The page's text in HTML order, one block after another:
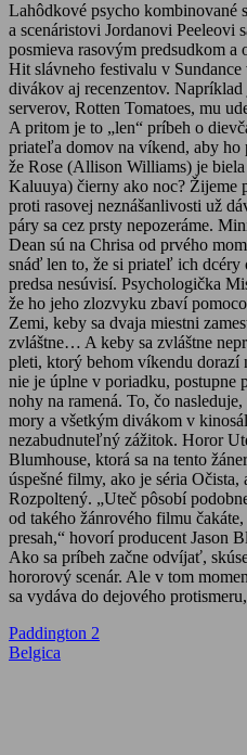
Lahôdkové psycho kombinované
a scenáristovi Jordanovi
posmieva rasovým predsudkom a
Hit slávneho festivalu v
divákov aj recenzentov.
serverov, Rotten Tomatoes, mu
A pritom je to „len“ príbeh o
priateľa domov na víkend, aby ho
že Rose (Allison Williams) je
Kaluuya) čierny ako noc? Žijeme
proti rasovej neznášanlivosti už
páry sa cez prsty nepozeráme.
Dean sú na Chrisa od prvého
snáď len to, že si priateľ ich dcéry
predsa nesúvisí. Psychologička
že ho jeho zlozvyku zbaví
Zemi, keby sa dvaja miestni
zvláštne… A keby sa zvláštne
pleti, ktorý behom víkendu dorazí
nie je úplne v poriadku, postupne
nohy na ramená. To, čo
mory a všetkým divákom v
nezabudnuteľný zážitok. Horor
Blumhouse, ktorá sa na tento
úspešné filmy, ako je séria
Rozpoltený. „Uteč pôsobí
od takého žánrového filmu
presah,“ hovorí producent Jason
Ako sa príbeh začne odvíjať,
hororový scenár. Ale v tom
sa vydáva do dejového
Navigácia
v
Previous
Post:
Paddington 2
Next
Belgica